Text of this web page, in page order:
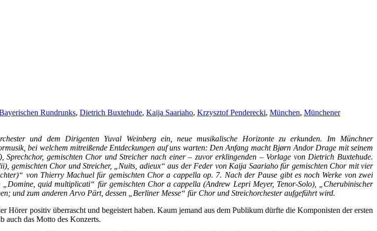
Rundrunks, Dietrich Buxtehude, Kaija Saariaho, Krzysztof Penderecki, München, Münchener
und dem Dirigenten Yuval Weinberg ein, neue musikalische Horizonte zu erkunden. Im Münchner
bei welchem mitreißende Entdeckungen auf uns warten: Den Anfang macht Bjørn Andor Drage mit seinem
gemischten Chor und Streicher nach einer – zuvor erklingenden – Vorlage von Dietrich Buxtehude.
Chor und Streicher, „Nuits, adieux“ aus der Feder von Kaija Saariaho für gemischten Chor mit vier
von Thierry Machuel für gemischten Chor a cappella op. 7. Nach der Pause gibt es noch Werke von zwei
quid multiplicati“ für gemischten Chor a cappella (Andrew Lepri Meyer, Tenor-Solo), „Cherubinischer
und zum anderen Arvo Pärt, dessen „Berliner Messe“ für Chor und Streichorchester aufgeführt wird.
positiv überrascht und begeistert haben. Kaum jemand aus dem Publikum dürfte die Komponisten der ersten
auch das Motto des Konzerts.